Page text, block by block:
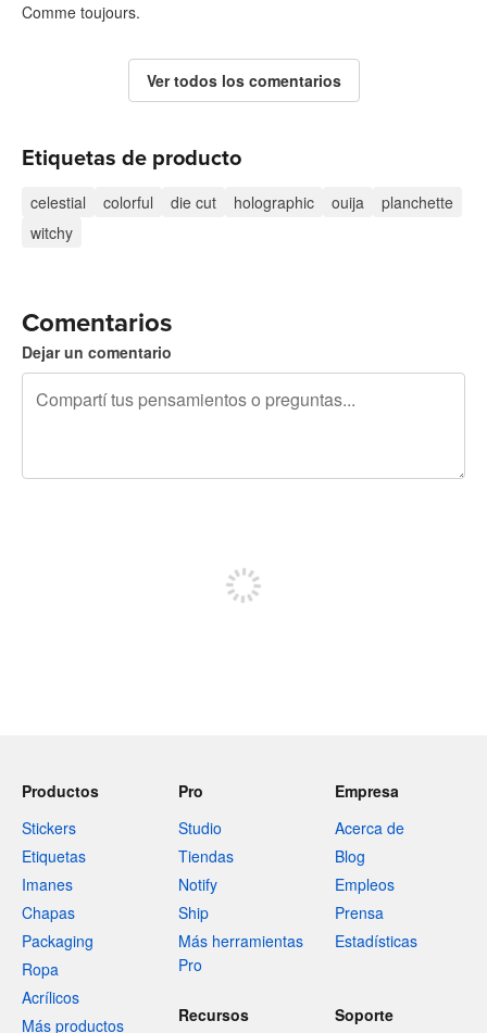
Comme toujours.
Ver todos los comentarios
Etiquetas de producto
celestial colorful die cut holographic ouija
planchette
witchy
Comentarios
Dejar un comentario
Productos
Stickers
Etiquetas
Imanes
Chapas
Packaging
Ropa
Acrílicos
Más productos
Pro
Studio
Tiendas
Notify
Ship
Más herramientas
Pro
Empresa
Acerca de
Blog
Empleos
Prensa
Estadísticas
Recursos Soporte